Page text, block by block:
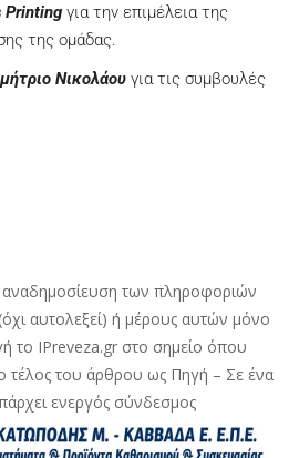
Printing για την επιμέλεια της
της ομάδας.
Νικολάου για τις συμβουλές
αναδημοσίευση των πληροφοριών
αυτολεξεί) ή μέρους αυτών μόνο
το IPreveza.gr στο σημείο όπου
τέλος του άρθρου ως Πηγή – Σε ένα
ενεργός σύνδεσμος